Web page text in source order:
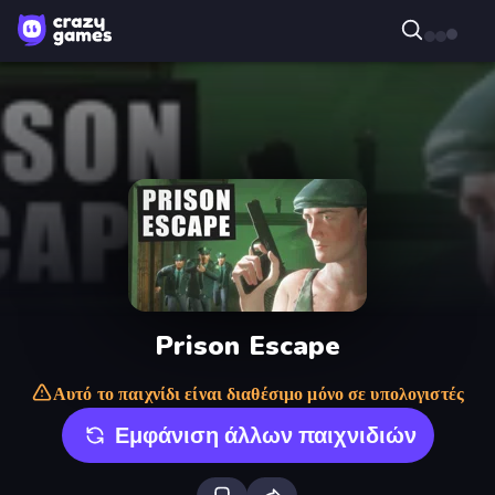
Prison Escape
Αυτό το παιχνίδι είναι διαθέσιμο μόνο σε υπολογιστές
Εμφάνιση άλλων παιχνιδιών